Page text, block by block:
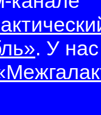
. У